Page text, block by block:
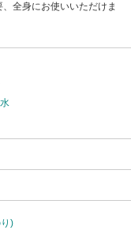
全身にお使いいただけま
)